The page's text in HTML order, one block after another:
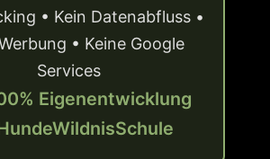
• Kein Datenabfluss •
• Keine Google
Services
Eigenentwicklung